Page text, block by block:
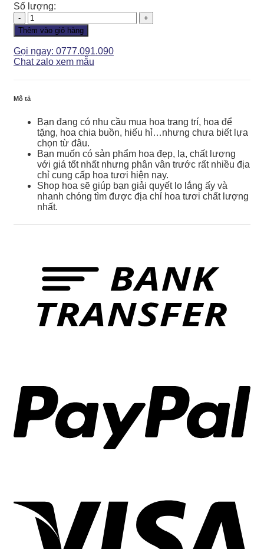
Số lượng:
Hoa
Khai
Trương
-
Hoa
Khai
Trương
Vững
KT101
lượng
Thêm vào giỏ hàng
Gọi ngay: 0777.091.090
Chat zalo xem mẫu
Mô tả
Bạn đang có nhu cầu mua hoa trang trí, hoa để
tặng, hoa chia buồn, hiếu hỉ…nhưng chưa biết lựa
chọn từ đâu.
Bạn muốn có sản phẩm hoa đẹp, lạ, chất lượng
với giá tốt nhất nhưng phân vân trước rất nhiều địa
chỉ cung cấp hoa tươi hiện nay.
Shop hoa sẽ giúp bạn giải quyết lo lắng ấy và
nhanh chóng tìm được địa chỉ hoa tươi chất lượng
nhất.